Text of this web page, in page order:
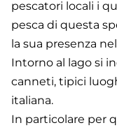
pescatori locali i
pesca di questa
la sua presenza
Intorno al lago si
canneti, tipici
italiana.
In particolare per